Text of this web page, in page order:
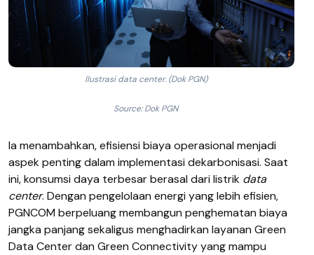
Ilustrasi data center. (Dok PGN)
Source: Dok PGN
Ia menambahkan, efisiensi biaya operasional menjadi
aspek penting dalam implementasi dekarbonisasi. Saat
ini, konsumsi daya terbesar berasal dari listrik data
center. Dengan pengelolaan energi yang lebih efisien,
PGNCOM berpeluang membangun penghematan biaya
jangka panjang sekaligus menghadirkan layanan Green
Data Center dan Green Connectivity yang mampu